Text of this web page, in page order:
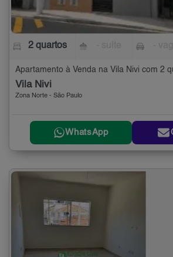
2 quartos
Apartamento à Venda na Vila Nivi com 2
Vila Nivi
Zona Norte - São Paulo
WhatsApp